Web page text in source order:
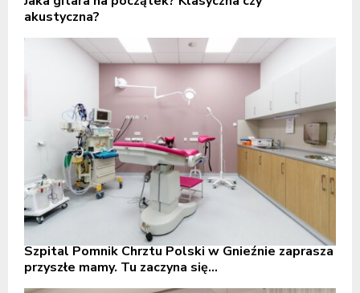
akustyczna?
Szpital Pomnik Chrztu Polski w Gnieźnie zaprasza
przyszłe mamy. Tu zaczyna się...